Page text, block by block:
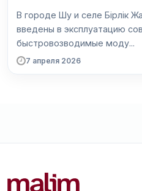
В городе Шу и селе Бірлік
введены в эксплуатацию
быстровозводимые моду...
7 апреля 2026